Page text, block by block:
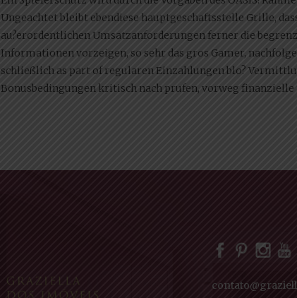
Ungeachtet bleibt ebendiese hauptgeschaftsstelle Grille,
au?erordentlichen Umsatzanforderungen ferner die
Informationen vorzeigen, so sehr das gros Gamer,
schließlich as part of regularen Einzahlungen blo?
Bonusbedingungen kritisch nach prufen, vorweg